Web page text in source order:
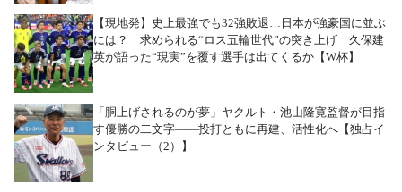
【現地発】史上最強でも32強敗退…日本が強豪国に並ぶ
には？ 求められる“ロス五輪世代”の突き上げ 久保建
英が語った“現実”を覆す選手は出てくるか【W杯】
「胴上げされるのが夢」ヤクルト・池山隆寛監督が目指
す優勝の二文字――投打ともに再建、活性化へ【独占イ
ンタビュー（2）】